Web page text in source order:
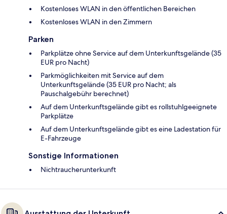
Kostenloses WLAN in den öffentlichen Bereichen
Kostenloses WLAN in den Zimmern
Parken
Parkplätze ohne Service auf dem Unterkunftsgelände (35
EUR pro Nacht)
Parkmöglichkeiten mit Service auf dem
Unterkunftsgelände (35 EUR pro Nacht; als
Pauschalgebühr berechnet)
Auf dem Unterkunftsgelände gibt es rollstuhlgeeignete
Parkplätze
Auf dem Unterkunftsgelände gibt es eine Ladestation für
E-Fahrzeuge
Sonstige Informationen
Nichtraucherunterkunft